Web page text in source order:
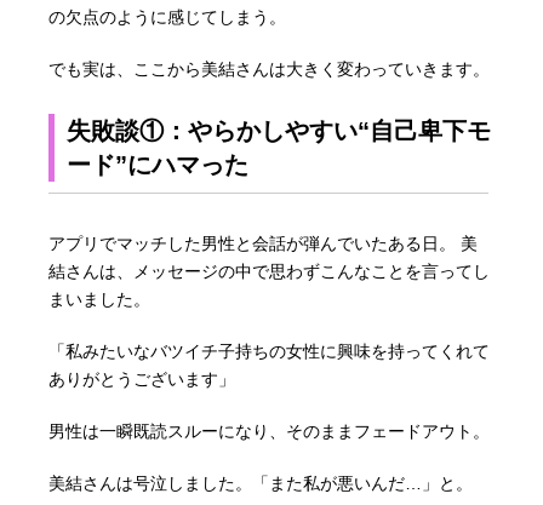
の欠点のように感じてしまう。
でも実は、ここから美結さんは大きく変わっていきます。
失敗談①：やらかしやすい“自己卑下モ
ード”にハマった
アプリでマッチした男性と会話が弾んでいたある日。 美
結さんは、メッセージの中で思わずこんなことを言ってし
まいました。
「私みたいなバツイチ子持ちの女性に興味を持ってくれて
ありがとうございます」
男性は一瞬既読スルーになり、そのままフェードアウト。
美結さんは号泣しました。「また私が悪いんだ…」と。